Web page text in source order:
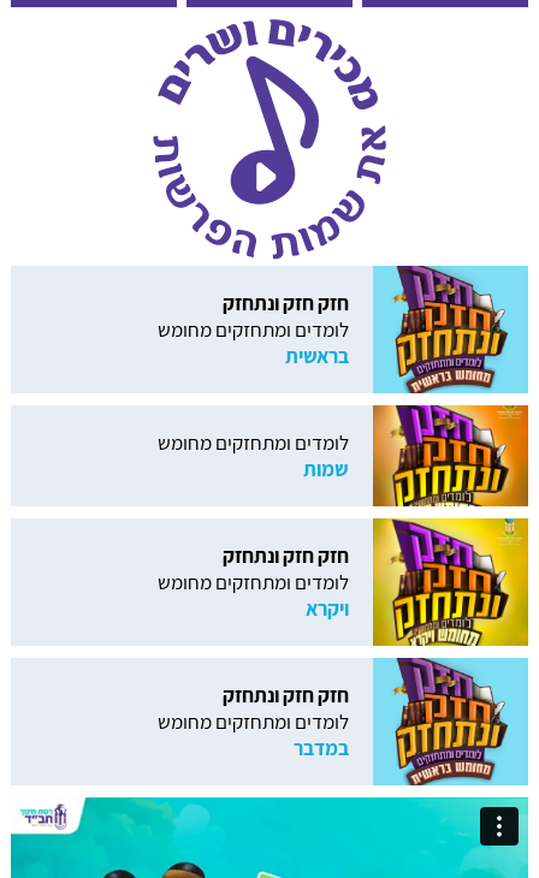
חזק חזק ונתחזק
לומדים ומתחזקים מחומש
בראשית
לומדים ומתחזקים מחומש
שמות
חזק חזק ונתחזק
לומדים ומתחזקים מחומש
ויקרא
חזק חזק ונתחזק
לומדים ומתחזקים מחומש
במדבר